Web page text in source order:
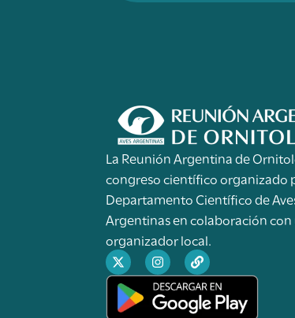
La Reunión Argentina de
congreso científico organizado
Departamento Científico de
Argentinas en colaboración
organizador local.